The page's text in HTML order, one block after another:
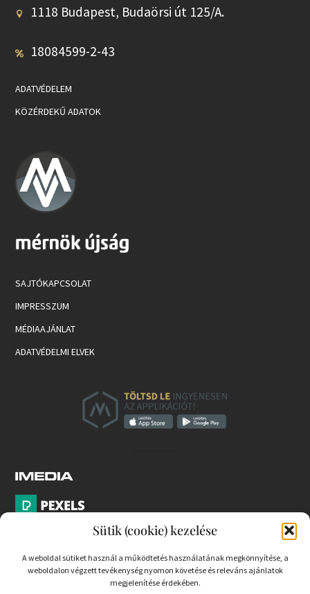
Sütik (cookie) kezelése
A weboldal sütiket használ a működtetés használatának megkönnyítése, a
weboldalon végzett tevékenység nyomon követése és releváns ajánlatok
megjelenítése érdekében.
1118 Budapest, Budaörsi út 125/A.
18084599-2-43
ADATVÉDELEM
KÖZÉRDEKŰ ADATOK
SAJTÓKAPCSOLAT
IMPRESSZUM
MÉDIAAJÁNLAT
ADATVÉDELMI ELVEK
PARTNEREK